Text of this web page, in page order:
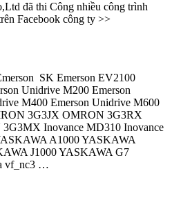
đã thi Công nhiều công trình
trên Facebook công ty >>
SK Emerson EV2100
Unidrive M200 Emerson
M400 Emerson Unidrive M600
3G3JX OMRON 3G3RX
Inovance MD310 Inovance
A1000 YASKAWA
J1000 YASKAWA G7
vf_nc3 …